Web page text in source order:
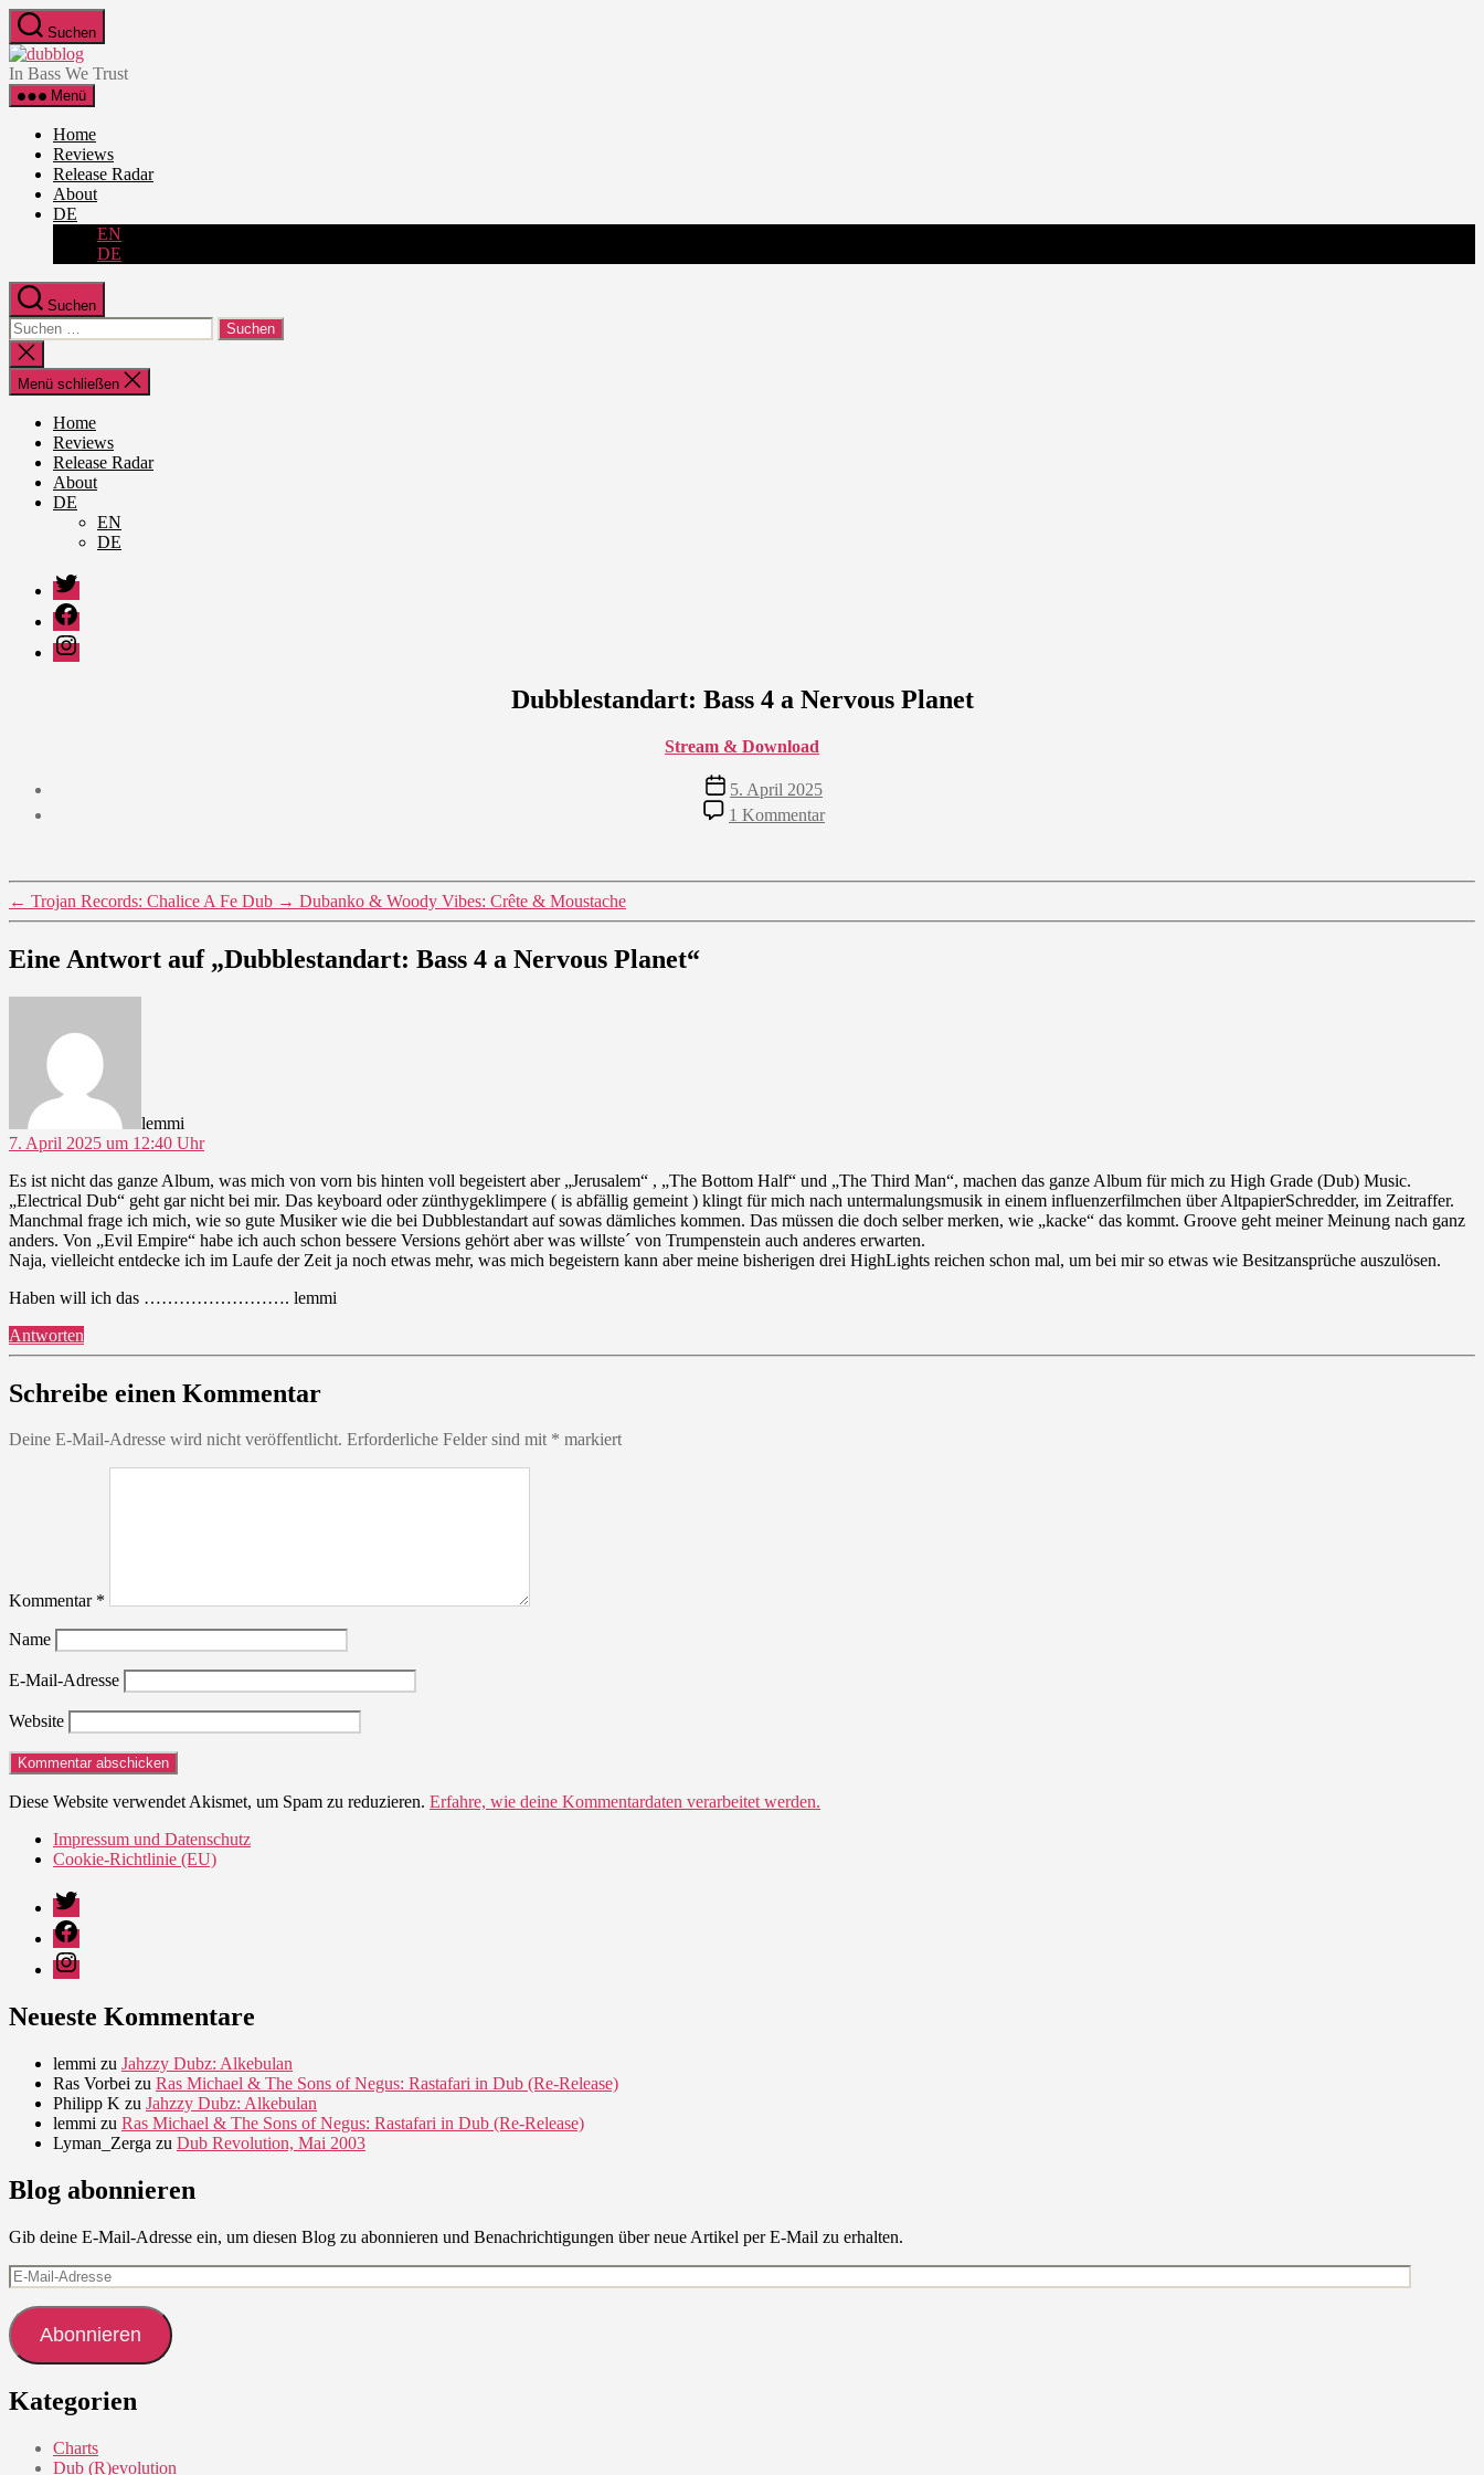
Zum
Inhalt
springen
Suchen
dubblog
In Bass We Trust
Menü
Home
Reviews
Release Radar
About
DE
EN
DE
Suchen
Suche
nach:
Suche
schließen
Menü schließen
Home
Reviews
Release Radar
About
DE
EN
DE
Twitter
Facebook
Instagram
Dubblestandart: Bass 4 a Nervous Planet
Stream & Download
Veröffentlichungsdatum
5. April 2025
1 Kommentarzu
Dubblestandart:
a
Planet
← Trojan Records: Chalice A Fe Dub → Dubanko & Woody Vibes: Crête & Moustache
Eine Antwort auf „Dubblestandart: Bass 4 a Nervous Planet“
lemmi
7. April 2025 um 12:40 Uhr
Es ist nicht das ganze Album, was mich von vorn bis hinten voll begeistert aber „Jerusalem“ , „The Bottom Half“ und „The Third Man“, machen das ganze Album für mich zu High Grade (Dub) Music.
„Electrical Dub“ geht gar nicht bei mir. Das keyboard oder zünthygeklimpere ( is abfällig gemeint ) klingt für mich nach untermalungsmusik in einem influenzerfilmchen über AltpapierSchredder, im Zeitraffer.
Manchmal frage ich mich, wie so gute Musiker wie die bei Dubblestandart auf sowas dämliches kommen. Das müssen die doch selber merken, wie „kacke“ das kommt. Groove geht meiner Meinung nach ganz
anders. Von „Evil Empire“ habe ich auch schon bessere Versions gehört aber was willste´ von Trumpenstein auch anderes erwarten.
Naja, vielleicht entdecke ich im Laufe der Zeit ja noch etwas mehr, was mich begeistern kann aber meine bisherigen drei HighLights reichen schon mal, um bei mir so etwas wie Besitzansprüche auszulösen.
Haben will ich das ……………………. lemmi
Antworten
Schreibe einen Kommentar
Deine E-Mail-Adresse wird nicht veröffentlicht. Erforderliche Felder sind mit * markiert
Kommentar *
Name
E-Mail-Adresse
Website
Diese Website verwendet Akismet, um Spam zu reduzieren. Erfahre, wie deine Kommentardaten verarbeitet werden.
Impressum und Datenschutz
Cookie-Richtlinie (EU)
Twitter
Facebook
Instagram
Neueste Kommentare
lemmi zu Jahzzy Dubz: Alkebulan
Ras Vorbei zu Ras Michael & The Sons of Negus: Rastafari in Dub (Re-Release)
Philipp K zu Jahzzy Dubz: Alkebulan
lemmi zu Ras Michael & The Sons of Negus: Rastafari in Dub (Re-Release)
Lyman_Zerga zu Dub Revolution, Mai 2003
Blog abonnieren
Gib deine E-Mail-Adresse ein, um diesen Blog zu abonnieren und Benachrichtigungen über neue Artikel per E-Mail zu erhalten.
E-
Mail-
Adresse
Abonnieren
Kategorien
Charts
Dub (R)evolution